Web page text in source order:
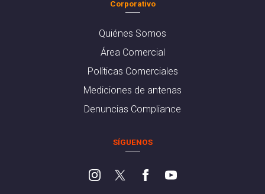
Corporativo
Quiénes Somos
Área Comercial
Políticas Comerciales
Mediciones de antenas
Denuncias Compliance
SÍGUENOS